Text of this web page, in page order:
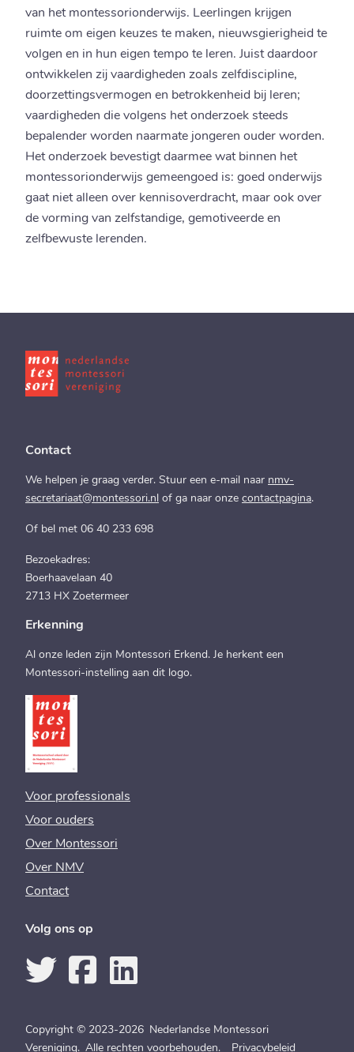
van het montessorionderwijs. Leerlingen krijgen
ruimte om eigen keuzes te maken, nieuwsgierigheid te
volgen en in hun eigen tempo te leren. Juist daardoor
ontwikkelen zij vaardigheden zoals zelfdiscipline,
doorzettingsvermogen en betrokkenheid bij leren;
vaardigheden die volgens het onderzoek steeds
bepalender worden naarmate jongeren ouder worden.
Het onderzoek bevestigt daarmee wat binnen het
montessorionderwijs gemeengoed is: goed onderwijs
gaat niet alleen over kennisoverdracht, maar ook over
de vorming van zelfstandige, gemotiveerde en
zelfbewuste lerenden.
Contact
We helpen je graag verder. Stuur een e-mail naar nmv-
secretariaat@montessori.nl of ga naar onze contactpagina.
Of bel met 06 40 233 698
Bezoekadres:
Boerhaavelaan 40
2713 HX Zoetermeer
Erkenning
Al onze leden zijn Montessori Erkend. Je herkent een
Montessori-instelling aan dit logo.
Voor professionals
Voor ouders
Over Montessori
Over NMV
Contact
Volg ons op
Copyright © 2023-2026 Nederlandse Montessori
Vereniging. Alle rechten voorbehouden. Privacybeleid